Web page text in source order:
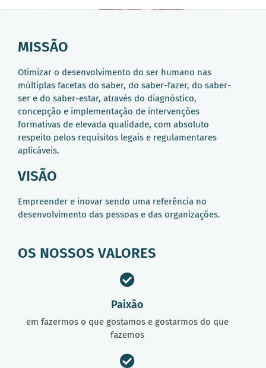
MISSÃO
Otimizar o desenvolvimento do ser humano nas
múltiplas facetas do saber, do saber-fazer, do saber-
ser e do saber-estar, através do diagnóstico,
concepção e implementação de intervenções
formativas de elevada qualidade, com absoluto
respeito pelos requisitos legais e regulamentares
aplicáveis.
VISÃO
Empreender e inovar sendo uma referência no
desenvolvimento das pessoas e das organizações.
OS NOSSOS VALORES
Paixão
em fazermos o que gostamos e gostarmos do que
fazemos